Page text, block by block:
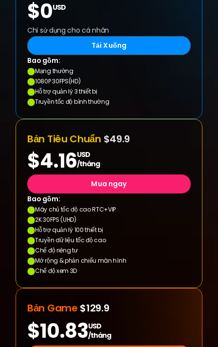
$0USD
Chỉ sử dụng cho cá nhân
Tải Xuống
Bao gồm:
Mạng thường
1080P 30FPS(HD)
Hỗ trợ quản lý 3 thiết bị
Truyền tốc độ bình thường
Bản Tiêu Chuẩn $49.9
$4.16USD
/tháng
Mua ngay
Bao gồm:
Máy chủ tốc độ cao RTC+VIP
2K 30FPS (UHD)
Hỗ trợ quản lý 100 thiết bị
Truyền dữ liệu tốc độ cao
Chế độ riêng tư
Mở rộng & phản chiếu màn hình
Chế độ xem 3D
Bản Game $129.9
$10.83USD
/tháng